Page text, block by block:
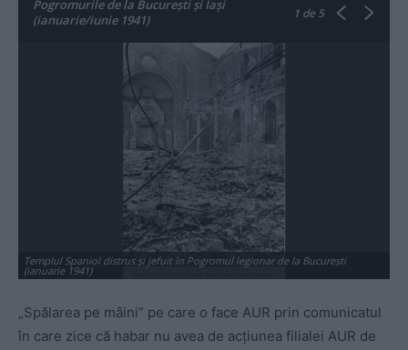
Pogromurile de la București și Iași
(ianuarie/iunie 1941)
1 de 5
Templul Spaniol distrus și jefuit în Pogromul legionar de la București
(ianuarie 1941)
„Spălarea pe mâini” pe care o face AUR prin comunicatul
în care zice că habar nu avea de acțiunea filialei AUR de